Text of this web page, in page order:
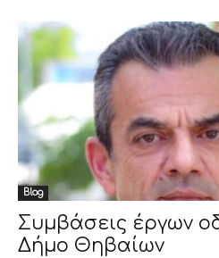
Blog
Συμβάσεις έργων
Δήμο Θηβαίων